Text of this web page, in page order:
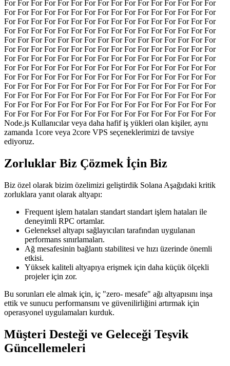
For For For For For For For For For For For For For For For For
For For For For For For For For For For For For For For For For
For For For For For For For For For For For For For For For For
For For For For For For For For For For For For For For For For
For For For For For For For For For For For For For For For For
For For For For For For For For For For For For For For For For
For For For For For For For For For For For For For For For For
For For For For For For For For For For For For For For For For
For For For For For For For For For For For For For For For For
For For For For For For For For For For For For For For For For
For For For For For For For For For For For For For For For For
For For For For For For For For For For For For For For For For
For For For For For For For For For For For For For For For For
Node.js Kullanıcılar veya daha hafif iş yükleri olan kişiler, aynı
zamanda 1core veya 2core VPS seçeneklerimizi de tavsiye
ediyoruz.
Zorluklar Biz Çözmek İçin Biz
Biz özel olarak bizim özelimizi geliştirdik Solana Aşağıdaki kritik
zorluklara yanıt olarak altyapı:
Frequent işlem hataları standart standart işlem hataları ile
deneyimli RPC ortamlar.
Geleneksel altyapı sağlayıcıları tarafından uygulanan
performans sınırlamaları.
Ağ mesafesinin bağlantı stabilitesi ve hızı üzerinde önemli
etkisi.
Yüksek kaliteli altyapıya erişmek için daha küçük ölçekli
projeler için zor.
Bu sorunları ele almak için, iç "zero- mesafe" ağı altyapısını inşa
ettik ve sunucu performansını ve güvenilirliğini artırmak için
operasyonel uygulamaları kurduk.
Müşteri Desteği ve Geleceği Teşvik
Güncellemeleri